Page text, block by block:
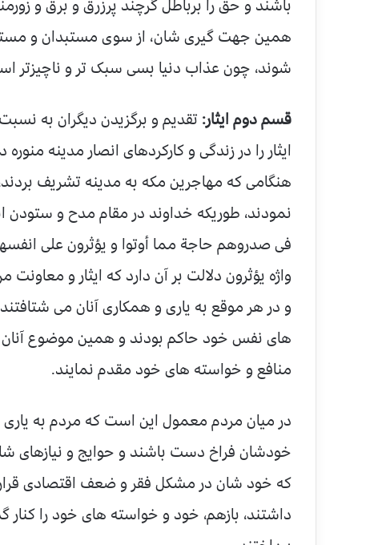
باشند و حق را برباطل گرچند پرزرق و برق و
همین جهت گیری شان، از سوی مستبدان و
شوند، چون عذاب دنیا بسی سبک تر و
قسم دوم ایثار: تقدیم و برگزیدن دیگران به
ایثار را در زندگی و کارکردهای انصار مدینه
هنگامی که مهاجرین مکه به مدینه تشریف بردند،
نمودند، طوریکه خداوند در مقام مدح و ستودن
فی صدروهم حاجة مما أوتوا و یؤثرون علی
واژه یؤثرون دلالت بر آن دارد که ایثار و
و در هر موقع به یاری و همکاری آنان می
های نفس خود حاکم بودند و همین موضوع آنان
منافع و خواسته های خود مقدم نمایند.
در میان مردم معمول این است که مردم به
خودشان فراخ دست باشند و حوایج و نیازهای
که خود شان در مشکل فقر و ضعف اقتصادی
داشتند، بازهم، خود و خواسته های خود را کنار